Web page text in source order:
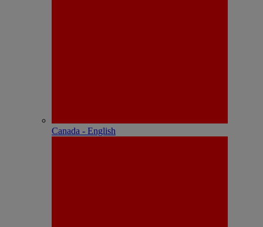
Canada - English